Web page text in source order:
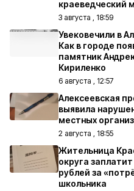
краеведческий
3 августа , 18:59
Увековечили в
Как в городе
памятник
Кириленко
6 августа , 12:57
Алексеевская
выявила
местных
2 августа , 18:55
Жительница
округа
рублей за
школьника